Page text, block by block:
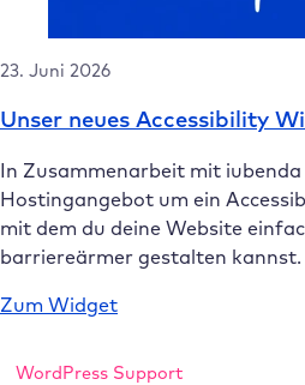
23. Juni 2026
Unser neues Accessibility
In Zusammenarbeit mit
Hostingangebot um ein
mit dem du deine Website
barriereärmer gestalten kannst.
Zum Widget
WordPress Support